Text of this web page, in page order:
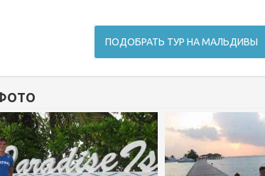
ПОДОБРАТЬ ТУР НА МАЛЬДИВЫ